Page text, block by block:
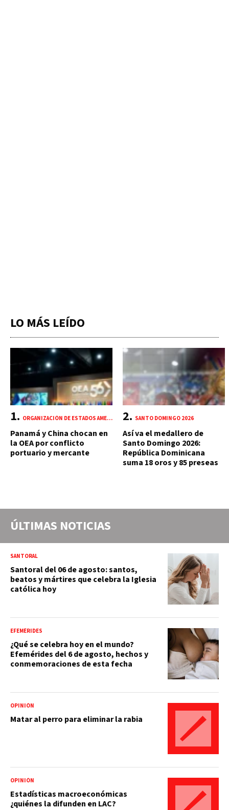
LO MÁS LEÍDO
ORGANIZACIÓN DE ESTADOS AMERICANOS (OEA)
Panamá y China chocan en
la OEA por conflicto
portuario y mercante
SANTO DOMINGO 2026
Así va el medallero de
Santo Domingo 2026:
República Dominicana
suma 18 oros y 85 preseas
ÚLTIMAS NOTICIAS
SANTORAL
Santoral del 06 de agosto: santos,
beatos y mártires que celebra la Iglesia
católica hoy
EFEMÉRIDES
¿Qué se celebra hoy en el mundo?
Efemérides del 6 de agosto, hechos y
conmemoraciones de esta fecha
OPINIÓN
Matar al perro para eliminar la rabia
OPINIÓN
Estadísticas macroeconómicas
¿quiénes la difunden en LAC?